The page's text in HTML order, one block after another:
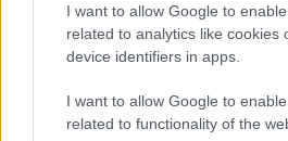
I want to allow Google to
related to analytics like cookies
device identifiers in apps.
I want to allow Google to
related to functionality of the
Καρανικας, 06·11·2023 14:48
Έχει δίκιο ο.."ΣΚΟΠΙΑΝΟΣ"
αγκαλιά τον Βινι...